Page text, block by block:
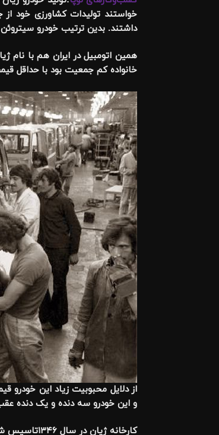
خواستند تولیدات کشاورزی خود
داشتند. بدین ترتیب خودرو
خانواده کم جمعیت بود با حداقل
از دلایل محبوبیت زیاد این خودرو
و این خودرو سه دنده و یک دنده